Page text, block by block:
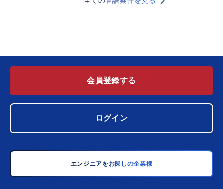
会員登録する
ログイン
エンジニアをお探しの企業様